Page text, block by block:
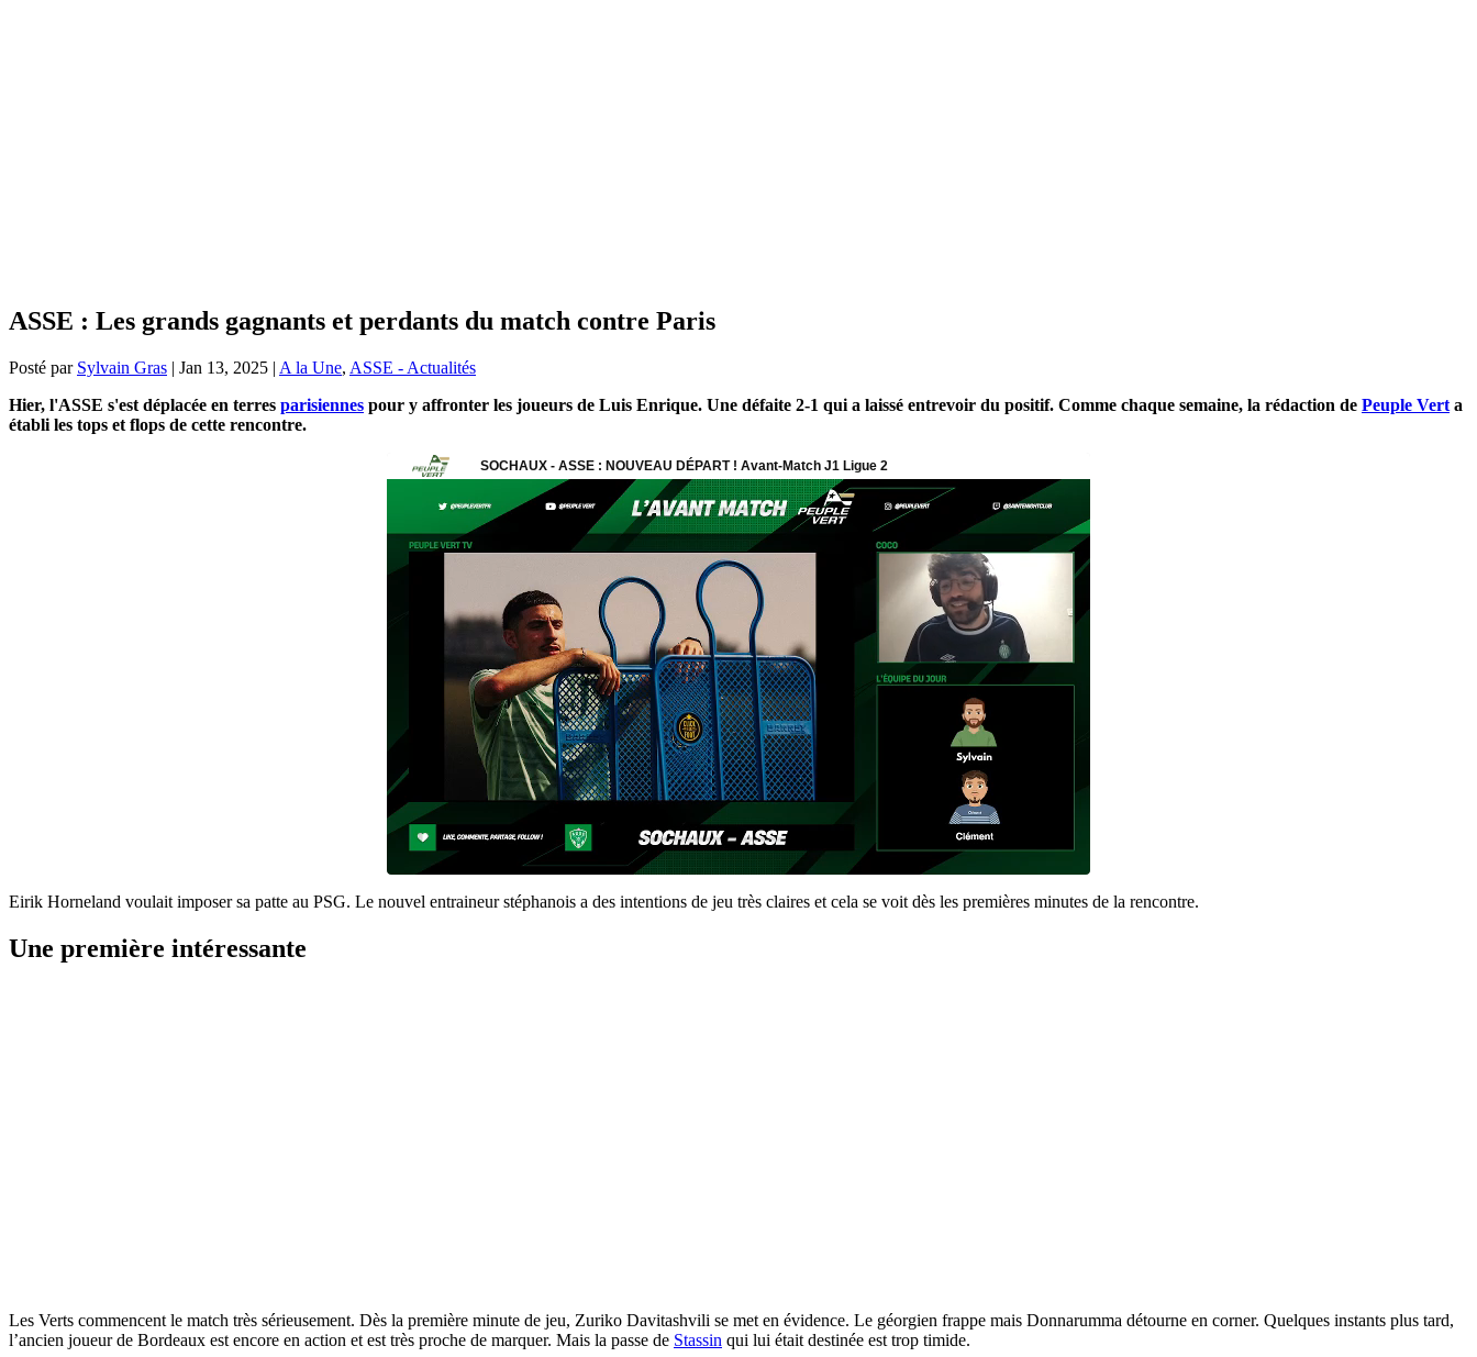
ASSE : Les grands gagnants et perdants du match contre Paris
Posté par Sylvain Gras | Jan 13, 2025 | A la Une, ASSE - Actualités
Hier, l'ASSE s'est déplacée en terres parisiennes pour y affronter les joueurs de Luis Enrique. Une défaite 2-1 qui a laissé entrevoir du positif. Comme chaque semaine, la rédaction de Peuple Vert a
établi les tops et flops de cette rencontre.
Eirik Horneland voulait imposer sa patte au PSG. Le nouvel entraineur stéphanois a des intentions de jeu très claires et cela se voit dès les premières minutes de la rencontre.
Une première intéressante
Les Verts commencent le match très sérieusement. Dès la première minute de jeu, Zuriko Davitashvili se met en évidence. Le géorgien frappe mais Donnarumma détourne en corner. Quelques instants plus tard,
l’ancien joueur de Bordeaux est encore en action et est très proche de marquer. Mais la passe de Stassin qui lui était destinée est trop timide.